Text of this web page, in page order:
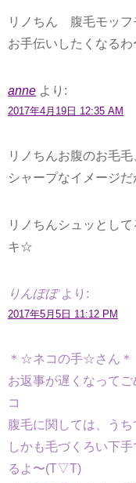
リノちん 腹毛モッフ
お手伝いしたくなるわ
anne より:
2017年4月19日 12:35 AM
リノちんお腹のお毛毛
シャープなイメージだ
リノちんシュッとし
キ☆
りんぽぽ より:
2017年5月5日 11:12 PM
＊☆ネコの手☆さん＊
お返事が遅くなって
コ
腹毛に関しては、う
しかも毛づくろい下
るよ〜(T▽T)